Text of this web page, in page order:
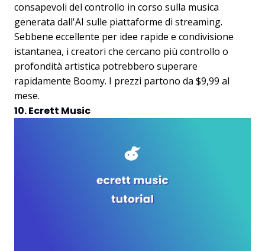
consapevoli del controllo in corso sulla musica
generata dall'AI sulle piattaforme di streaming.
Sebbene eccellente per idee rapide e condivisione
istantanea, i creatori che cercano più controllo o
profondità artistica potrebbero superare
rapidamente Boomy. I prezzi partono da $9,99 al
mese.
10. Ecrett Music